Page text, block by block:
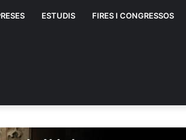
ESTUDIS FIRES I CONGRESSOS